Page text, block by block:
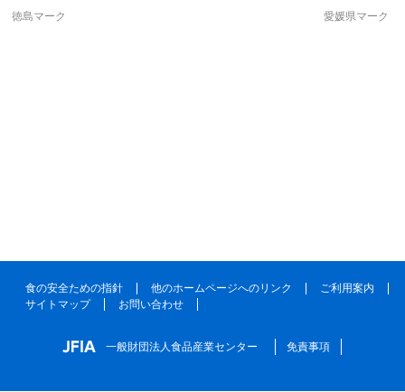
徳島マーク 愛媛県マーク
食の安全ための指針 他のホームページへのリンク
ご利用案内
サイトマップ
お問い合わせ
一般財団法人食品産業センター 免責事項